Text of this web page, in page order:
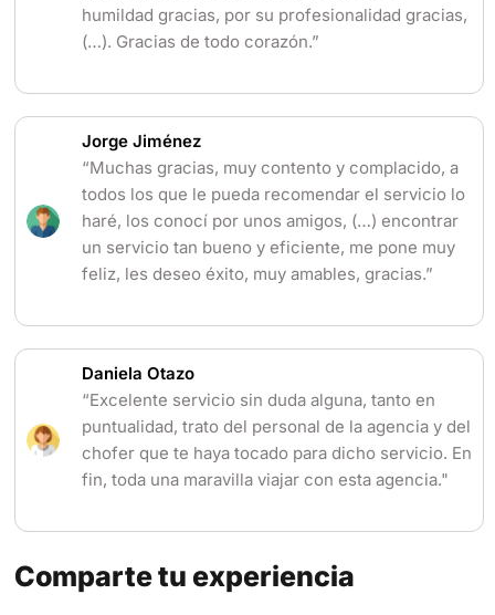
humildad gracias, por su profesionalidad gracias,
(…). Gracias de todo corazón.”
Jorge Jiménez
“Muchas gracias, muy contento y complacido, a
todos los que le pueda recomendar el servicio lo
haré, los conocí por unos amigos, (…) encontrar
un servicio tan bueno y eficiente, me pone muy
feliz, les deseo éxito, muy amables, gracias.”
Daniela Otazo
“Excelente servicio sin duda alguna, tanto en
puntualidad, trato del personal de la agencia y del
chofer que te haya tocado para dicho servicio. En
fin, toda una maravilla viajar con esta agencia."
Comparte tu experiencia